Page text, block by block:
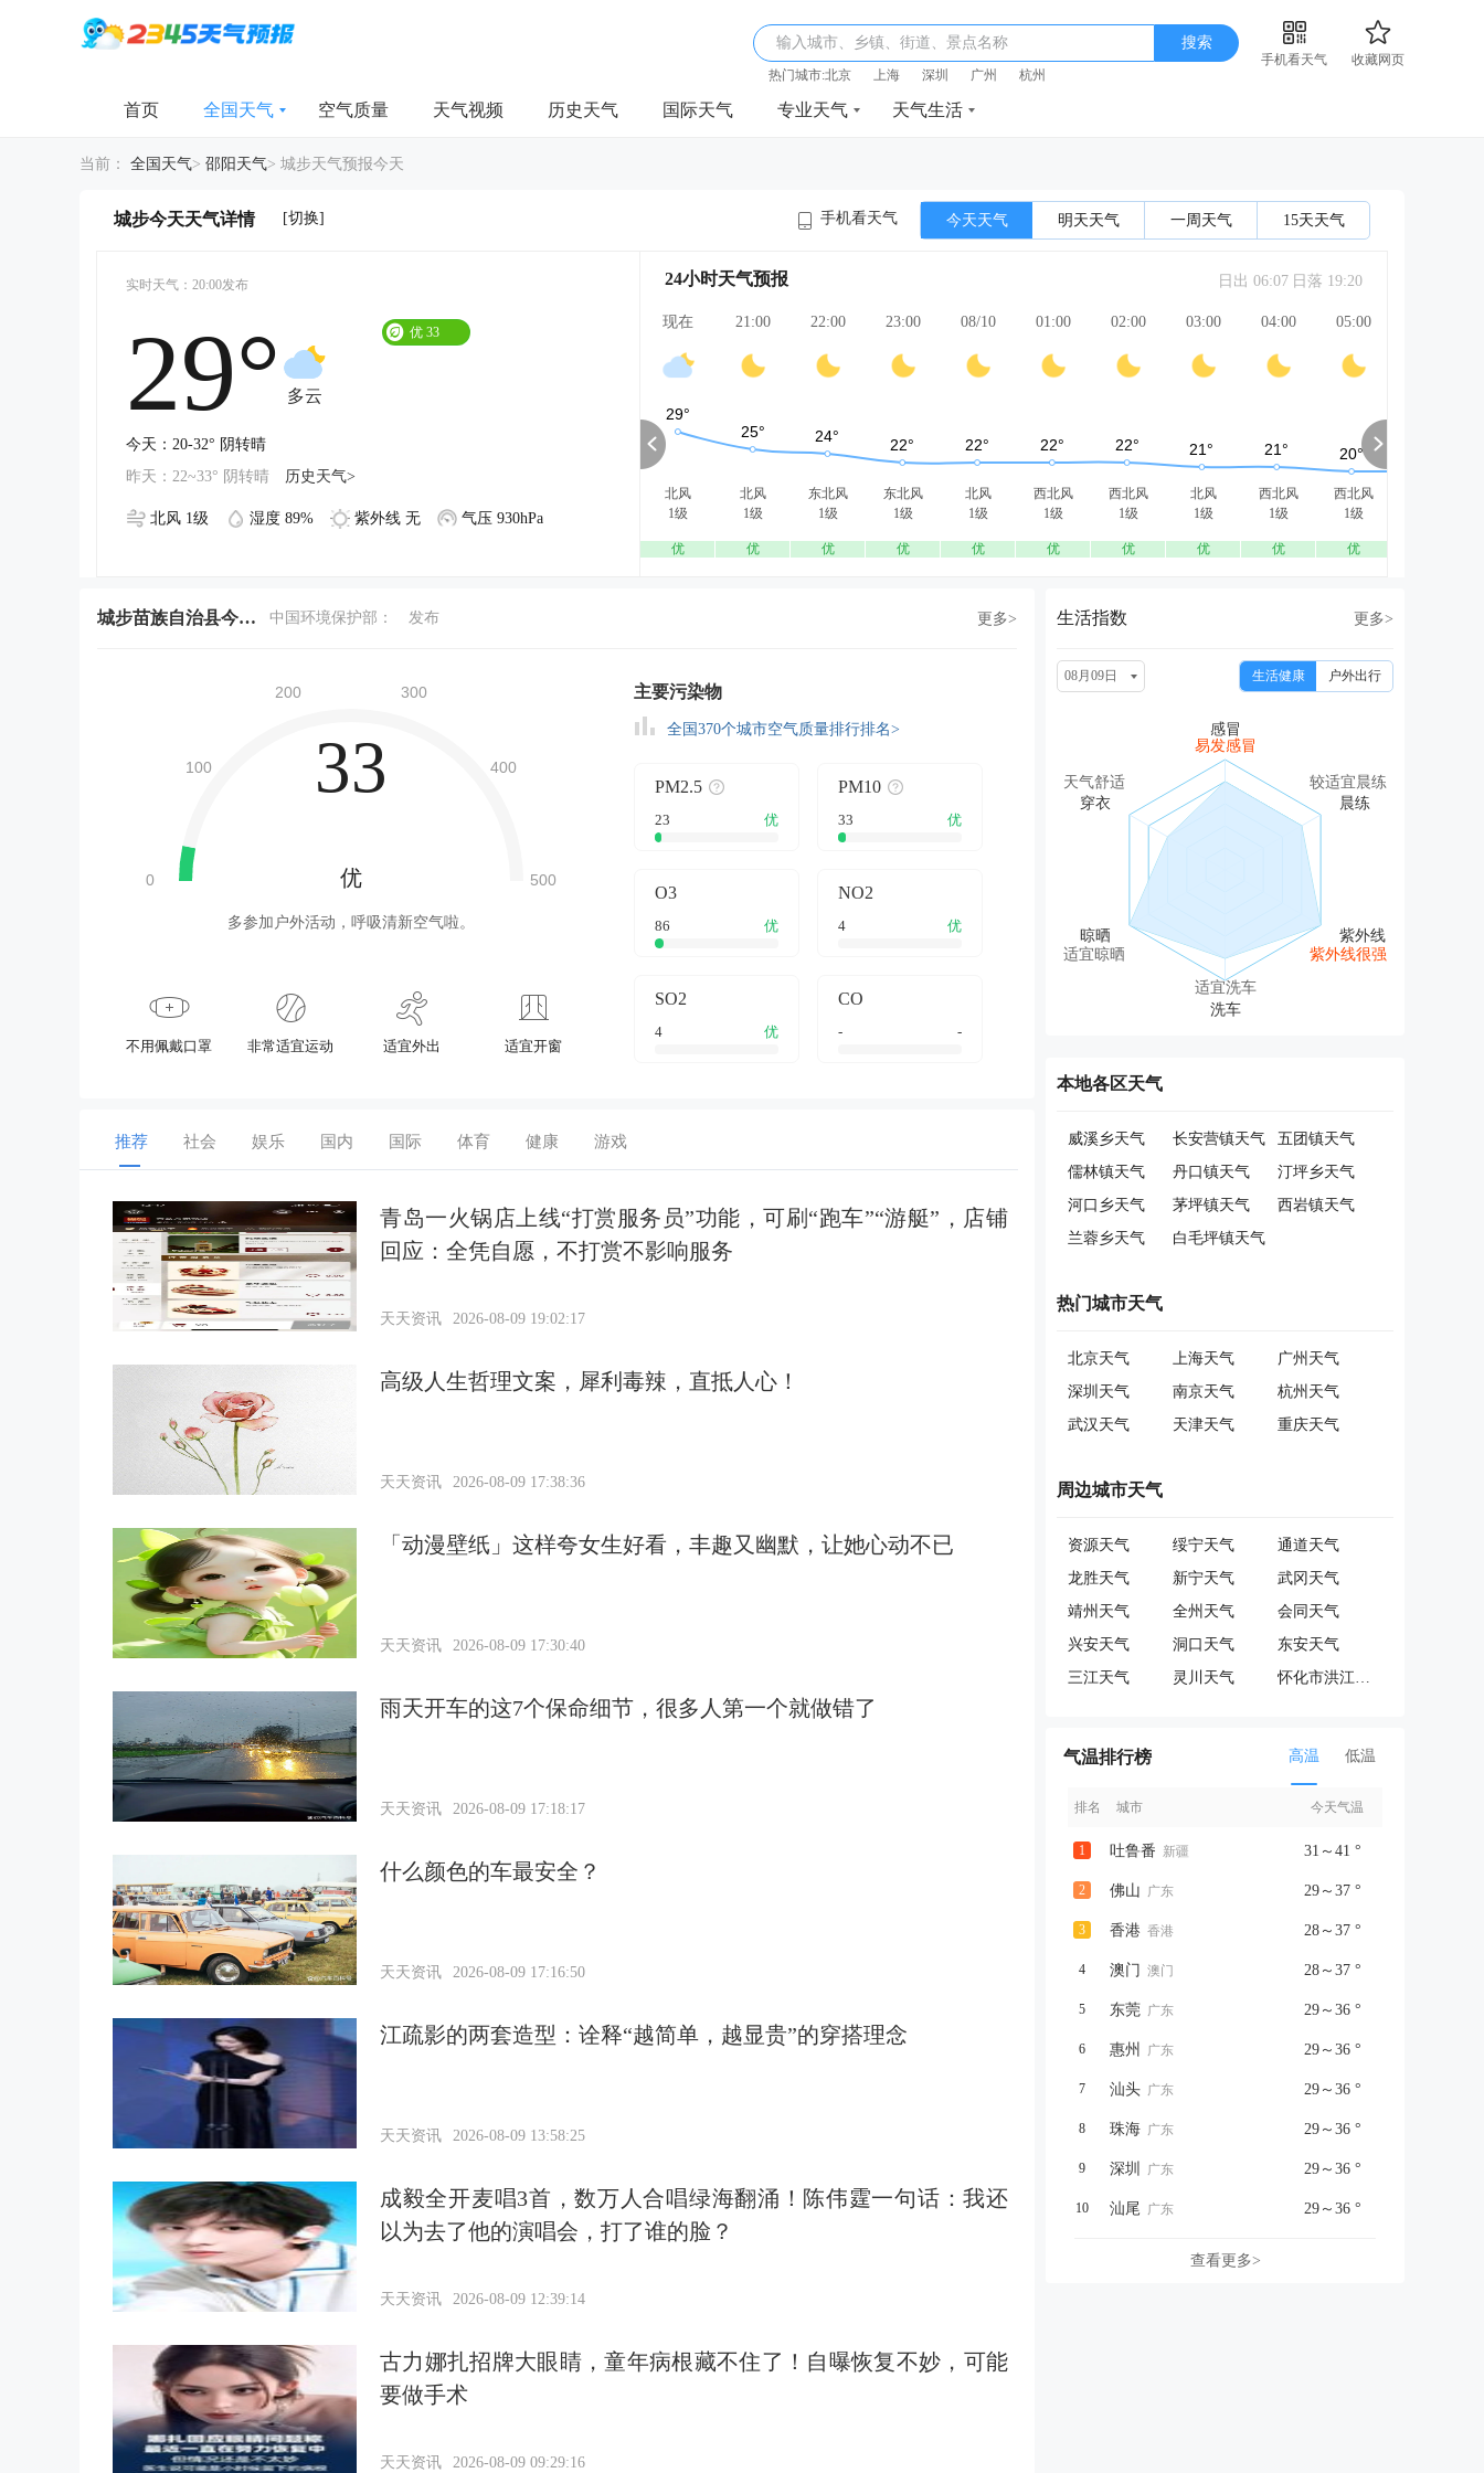
输入城市、乡镇、街道、景点名称 搜索
手机看天气
收藏网页
热门城市:北京 上海 深圳 广州 杭州
首页 全国天气 空气质量 天气视频 历史天气 国际天气 专业天气 天气生活
当前： 全国天气> 邵阳天气> 城步天气预报今天
城步今天天气详情 [切换] 手机看天气 今天天气 明天天气 一周天气 15天天气
实时天气：20:00发布
29° 多云
优 33
今天：20-32° 阴转晴
昨天：22~33° 阴转晴
历史天气>
北风 1级 湿度 89% 紫外线 无 气压 930hPa
24小时天气预报 日出 06:07 日落 19:20
现在
北风
1级
优
21:00
北风
1级
优
22:00
东北风
1级
优
23:00
东北风
1级
优
08/10
北风
1级
优
01:00
西北风
1级
优
02:00
西北风
1级
优
03:00
北风
1级
优
04:00
西北风
1级
优
05:00
西北风
1级
优
城步苗族自治县今天空气质量 中国环境保护部： 发布 更多>
33
优
多参加户外活动，呼吸清新空气啦。
不用佩戴口罩 非常适宜运动 适宜外出 适宜开窗
主要污染物
全国370个城市空气质量排行排名>
PM2.5
23 优
PM10
33 优
O3
86 优
NO2
4 优
SO2
4 优
CO
- -
推荐 社会 娱乐 国内 国际 体育 健康 游戏
青岛一火锅店上线“打赏服务员”功能，可刷“跑车”“游艇”，店铺
回应：全凭自愿，不打赏不影响服务
天天资讯 2026-08-09 19:02:17
高级人生哲理文案，犀利毒辣，直抵人心！
天天资讯 2026-08-09 17:38:36
「动漫壁纸」这样夸女生好看，丰趣又幽默，让她心动不已
天天资讯 2026-08-09 17:30:40
雨天开车的这7个保命细节，很多人第一个就做错了
天天资讯 2026-08-09 17:18:17
什么颜色的车最安全？
天天资讯 2026-08-09 17:16:50
江疏影的两套造型：诠释“越简单，越显贵”的穿搭理念
天天资讯 2026-08-09 13:58:25
成毅全开麦唱3首，数万人合唱绿海翻涌！陈伟霆一句话：我还
以为去了他的演唱会，打了谁的脸？
天天资讯 2026-08-09 12:39:14
古力娜扎招牌大眼睛，童年病根藏不住了！自曝恢复不妙，可能
要做手术
天天资讯 2026-08-09 09:29:16
生活指数 更多>
08月09日 生活健康 户外出行
易发感冒
天气舒适
适宜晾晒
适宜洗车
紫外线很强
较适宜晨练
本地各区天气
威溪乡天气 长安营镇天气
五团镇天气
儒林镇天气
丹口镇天气
汀坪乡天气
河口乡天气
茅坪镇天气
西岩镇天气
兰蓉乡天气
白毛坪镇天气
热门城市天气
北京天气 上海天气
广州天气
深圳天气
南京天气
杭州天气
武汉天气
天津天气 重庆天气
周边城市天气
资源天气 绥宁天气
通道天气
龙胜天气
新宁天气
武冈天气
靖州天气
全州天气
会同天气
兴安天气
洞口天气
东安天气
三江天气
灵川天气 怀化市洪江管理区天气
气温排行榜 高温 低温
排名 城市 今天气温
1 吐鲁番 新疆 31～41 °
2 佛山 广东 29～37 °
3 香港 香港 28～37 °
4 澳门 澳门 28～37 °
5 东莞 广东 29～36 °
6 惠州 广东 29～36 °
7 汕头 广东 29～36 °
8 珠海 广东 29～36 °
9 深圳 广东 29～36 °
10 汕尾 广东 29～36 °
查看更多>